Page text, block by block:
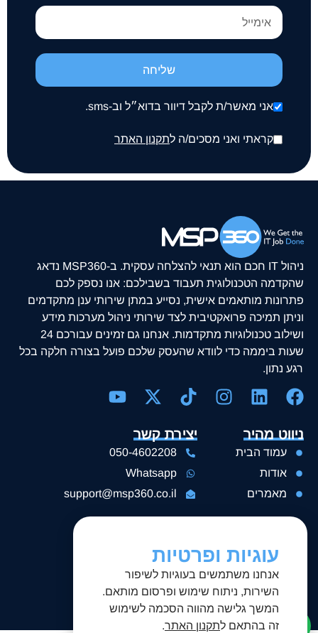
אני מאשר/ת לקבל דיוור בדוא״ל וב-sms.
קראתי ואני מסכים/ה לתקנון האתר
שליחה
ניהול IT חכם הוא תנאי להצלחה עסקית. ב-MSP360 נדאג
שהקדמה הטכנולוגית תעבוד בשבילכם: אנו נספק לכם
פתרונות מותאמים אישית, נסייע במתן שירותי ענן מתקדמים
וניתן תמיכה פרואקטיבית לצד שירותי ניהול מערכות מידע
ושילוב טכנולוגיות מתקדמות. אנחנו גם זמינים עבורכם 24
שעות ביממה כדי לוודא שהעסק שלכם פועל בצורה חלקה בכל
רגע נתון.
ניווט מהיר
עמוד הבית
אודות
מאמרים
השירותים שלנו
פתרונות ענן
ייעוץ ותמיכה עסקית
יצירת קשר
050-4602208
Whatsapp
support@msp360.co.il
עוגיות ופרטיות
אנחנו משתמשים בעוגיות לשיפור
השירות, ניתוח שימוש ופרסום מותאם.
המשך גלישה מהווה הסכמה לשימוש
זה בהתאם לתקנון האתר.